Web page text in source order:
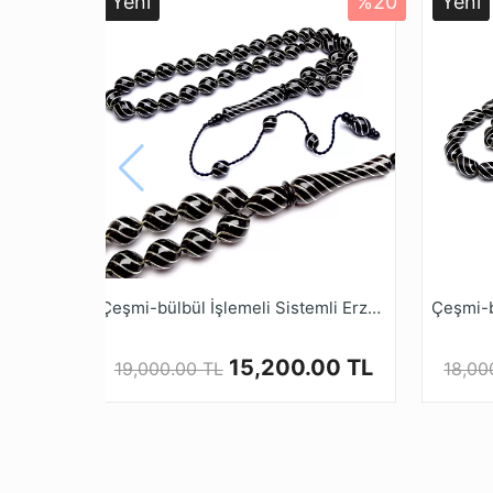
* Oltu Taşı Yöremiz Erzurum Oltu İlçesinin
çıkarılmaktadır. Doğal Fosil yapısına sahip
* İsmini çıkarıldığı İlçenin isminden alan
siyah renk kullanılmaktadır.
* Türkiye de 3213 sayılı maden kanununda
olmasına rağmen Hava ile temas edince
bir doğal fosil taştır.
* Oltu Taşı Pozitif düşünmenize, Kendinize
* 1986 yılından günümüze gelen Tesbih
yerine tamamını el işçiliği ile özenle
* Tamamen el emeği göz nuru işçiliği ile
Mağazamızda Türkiye’nin Tesbih Markası
Çeşmi-bülbül İşlemeli Sistemli Erzurum Oltu Tesbihi
19,000.00 TL 15,200.00 TL